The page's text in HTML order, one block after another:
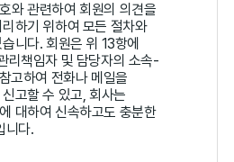
와 관련하여 회원의 의견을
하기 위하여 모든 절차와
니다. 회원은 위 13항에
리책임자 및 담당자의 소속-
고하여 전화나 메일을
고할 수 있고, 회사는
대하여 신속하고도 충분한
니다.